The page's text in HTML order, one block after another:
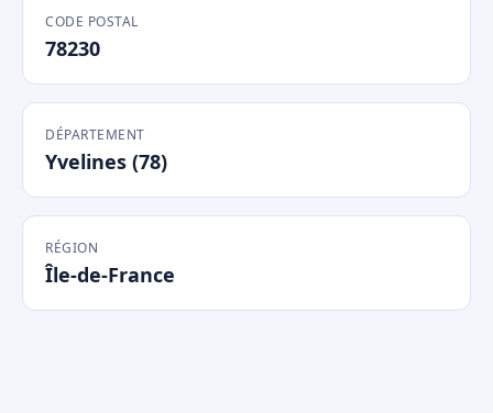
CODE POSTAL
78230
DÉPARTEMENT
Yvelines (78)
RÉGION
Île-de-France